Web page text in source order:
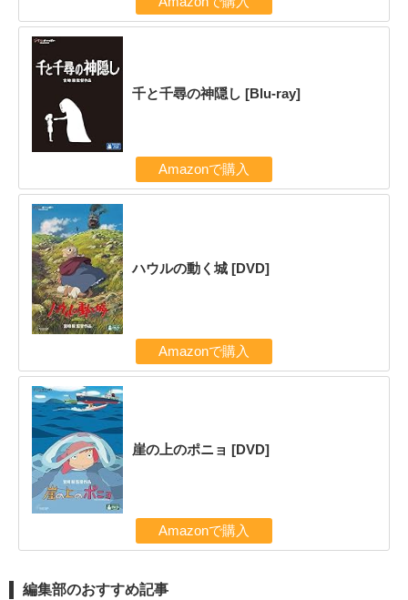
千と千尋の神隠し [Blu-ray]
Amazonで購入
ハウルの動く城 [DVD]
Amazonで購入
崖の上のポニョ [DVD]
Amazonで購入
編集部のおすすめ記事